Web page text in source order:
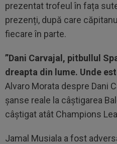
prezentat trofeul în fața
prezenți, după care
fiecare în parte.
”Dani Carvajal, pitbullul
dreapta din lume. Unde
Alvaro Morata despre Dani
șanse reale la câștigarea
câștigat atât Champions
Jamal Musiala a fost